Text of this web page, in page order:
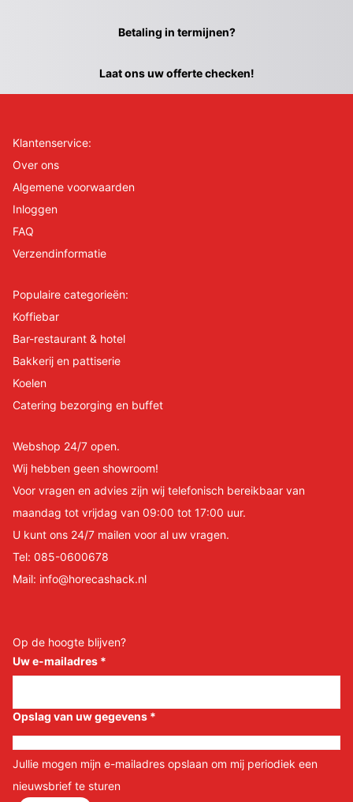
Betaling in termijnen?
Laat ons uw offerte checken!
Klantenservice:
Over ons
Algemene voorwaarden
Inloggen
FAQ
Verzendinformatie
Populaire categorieën:
Koffiebar
Bar-restaurant & hotel
Bakkerij en pattiserie
Koelen
Catering bezorging en buffet
Webshop 24/7 open.
Wij hebben geen showroom!
Voor vragen en advies zijn wij telefonisch bereikbaar van
maandag tot vrijdag van 09:00 tot 17:00 uur.
U kunt ons 24/7 mailen voor al uw vragen.
Tel: 085-0600678
Mail: info@horecashack.nl
Op de hoogte blijven?
Uw e-mailadres *
Opslag van uw gegevens *
Jullie mogen mijn e-mailadres opslaan om mij periodiek een
nieuwsbrief te sturen